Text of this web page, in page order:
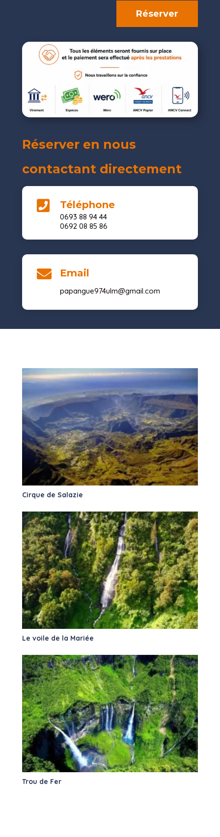
Réserver
Réserver en nous
contactant directement
 Téléphone
0693 88 94 44
0692 08 85 86
 Email
papangue974ulm@gmail.com
Cirque de Salazie
Le voile de la Mariée
Trou de Fer